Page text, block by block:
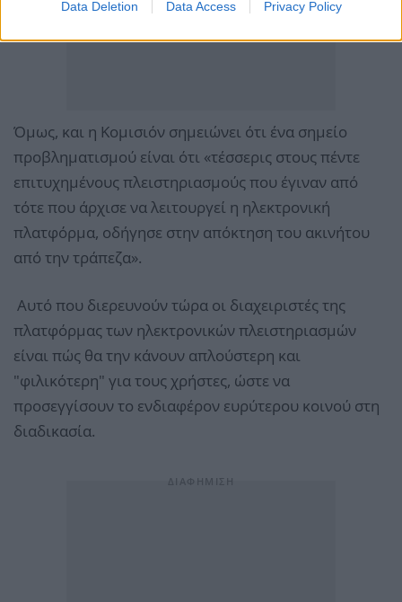
Data Deletion Data Access Privacy Policy
Όμως, και η Κομισιόν σημειώνει ότι ένα σημείο
προβληματισμού είναι ότι «τέσσερις στους πέντε
επιτυχημένους πλειστηριασμούς που έγιναν από
τότε που άρχισε να λειτουργεί η ηλεκτρονική
πλατφόρμα, οδήγησε στην απόκτηση του ακινήτου
από την τράπεζα».
Αυτό που διερευνούν τώρα οι διαχειριστές της
πλατφόρμας των ηλεκτρονικών πλειστηριασμών
είναι πώς θα την κάνουν απλούστερη και
"φιλικότερη" για τους χρήστες, ώστε να
προσεγγίσουν το ενδιαφέρον ευρύτερου κοινού στη
διαδικασία.